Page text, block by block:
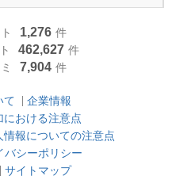
1,276 件
462,627 件
7,904 件
て
企業情報
おける注意点
報についての注意点
バシーポリシー
サイトマップ